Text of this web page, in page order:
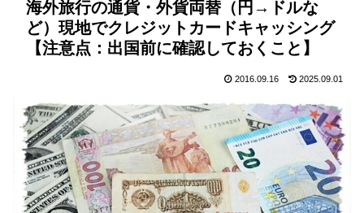
海外旅行の通貨・外貨両替（円→ドルな
ど）現地でクレジットカードキャッシング
【注意点：出国前に確認しておくこと】
2016.09.16 2025.09.01